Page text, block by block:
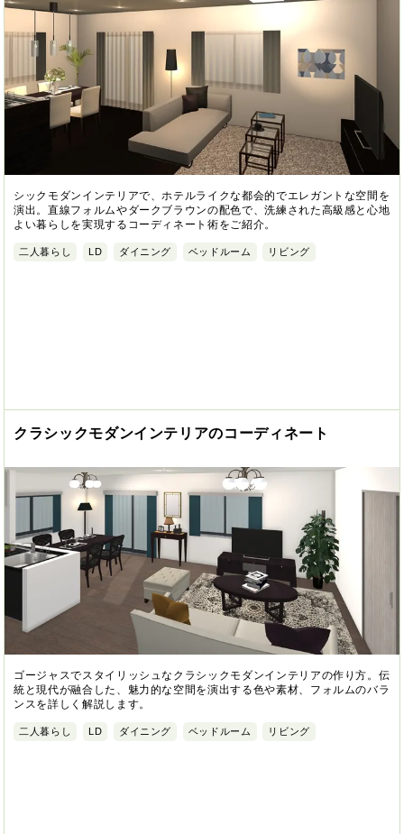
シックモダンインテリアで、ホテルライクな都会的でエレガントな空間を
演出。直線フォルムやダークブラウンの配色で、洗練された高級感と心地
よい暮らしを実現するコーディネート術をご紹介。
二人暮らし LD ダイニング ベッドルーム リビング
クラシックモダンインテリアのコーディネート
ゴージャスでスタイリッシュなクラシックモダンインテリアの作り方。伝
統と現代が融合した、魅力的な空間を演出する色や素材、フォルムのバラ
ンスを詳しく解説します。
二人暮らし LD ダイニング ベッドルーム リビング